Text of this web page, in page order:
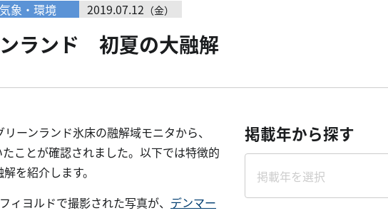
気象・環境 2019.07.12 （金）
ランド 初夏の大融解
ーンランド氷床の融解域モニタから、
ことが確認されました。以下では特徴的
を紹介します。
ヨルドで撮影された写真が、 デンマー
掲載年から探す